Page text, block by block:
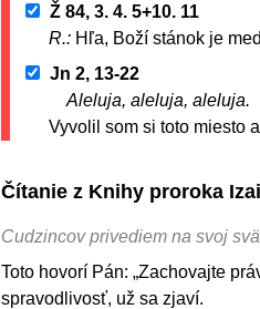
Ž 84, 3. 4. 5+10. 11
R.: Hľa, Boží stánok je
Jn 2, 13-22
Aleluja, aleluja, aleluja.
Vyvolil som si toto miesto
Čítanie z Knihy proroka
Cudzincov privediem na svoj
Toto hovorí Pán: „Zachovajte
spravodlivosť, už sa zjaví.